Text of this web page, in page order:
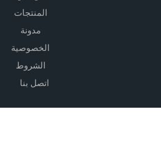
المنتجات
مدونة
الخصوصية
الشروط
اتصل بنا